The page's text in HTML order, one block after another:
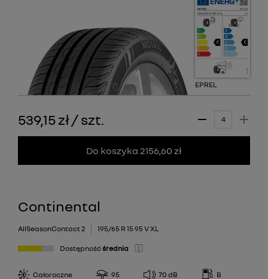
EPREL
539,15 zł/szt.
Do koszyka 2156,60 zł
Continental
AllSeasonContact 2 195/65 R 15 95 V XL
Dostępność średnia
Całoroczne 95 70 dB B